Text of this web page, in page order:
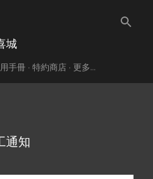
城
手冊 特約商店 更多…
通知